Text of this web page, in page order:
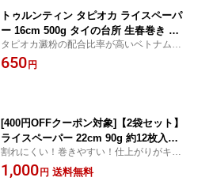
トゥルンティン タピオカ ライスペーパ
ー 16cm 500g タイの台所 生春巻き ベ
トナム料理 タイ料理
タピオカ澱粉の配合比率が高いベトナム産
ライスペーパー薄くて破れにくいので巻き
やすく、透明感があるので具材が透けて見
650円
[400円OFFクーポン対象]【2袋セット】
ライスペーパー 22cm 90g 約12枚入り
ODA ベトナム タイの台所 生春巻き ベ
トナム料理 タイ料理 まとめ買い【メー
割れにくい！巻きやすい！仕上がりがキレ
イ！生春巻きにはこれ。生春巻き（ゴイク
ン）が作りやすい、タピオカ澱粉入りのモ
1,000円 送料無料